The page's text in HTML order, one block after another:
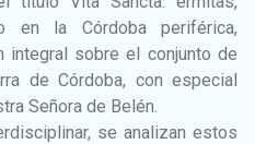
en la Córdoba periférica,
integral sobre el conjunto de
de Córdoba, con especial
Señora de Belén.
se analizan estos